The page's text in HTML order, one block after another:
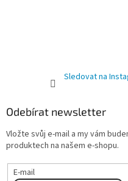
Sledovat na
Odebírat newsletter
Vložte svůj e-mail a my vám
produktech na našem e-shopu.
E-mail